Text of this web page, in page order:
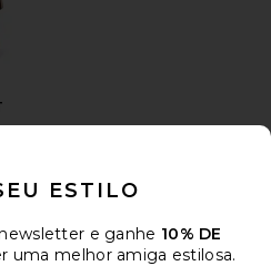
Liners
ESTILO
e ganhe 10% DE
uma melhor amiga estilosa.